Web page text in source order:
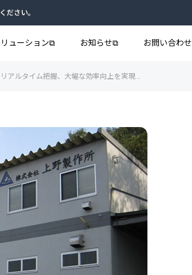
ださい。
ューション⧉ お知らせ⧉ お問い合わせ
アルタイム把握、大幅な効率向上を実現